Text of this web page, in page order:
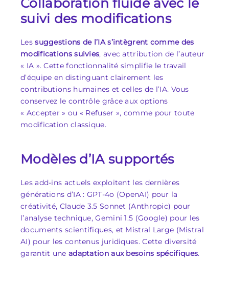
suivi des modifications
Lessuggestions de l’IA s’intègrent comme des
modifications suivies, avec attribution de l’auteur
« IA ». Cette fonctionnalité simplifie le travail
d’équipe en distinguant clairement les
contributions humaines et celles de l’IA. Vous
conservez le contrôle grâce aux options
« Accepter » ou « Refuser », comme pour toute
modification classique.
Modèles d’IA supportés
Les add-ins actuels exploitent les dernières
générations d’IA : GPT-4o (OpenAI) pour la
créativité, Claude 3.5 Sonnet (Anthropic) pour
l’analyse technique, Gemini 1.5 (Google) pour les
documents scientifiques, et Mistral Large (Mistral
AI) pour les contenus juridiques. Cette diversité
garantit une adaptation aux besoins spécifiques.